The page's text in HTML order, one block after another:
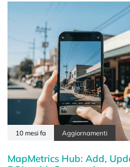
10 mesi fa Aggiornamenti
MapMetrics Hub: Add,